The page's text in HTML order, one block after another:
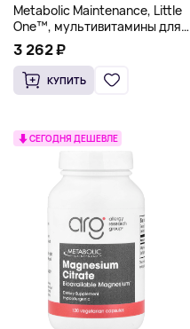
Metabolic Maintenance, Little
One™, мультивитамины для
детей, 90 вегетарианских
капсул
3 262 ₽
КУПИТЬ
СЕГОДНЯ ДЕШЕВЛЕ